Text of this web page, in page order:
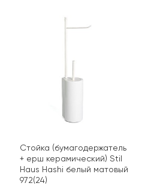
Стойка (бумагодержатель
+ ерш керамический) Stil
Haus Hashi белый матовый
972(24)